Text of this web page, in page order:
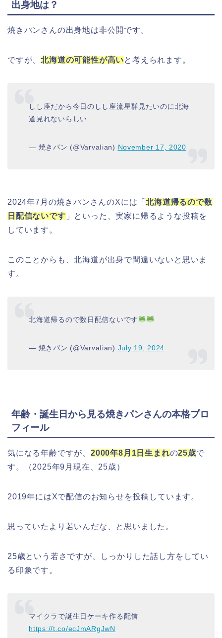
出身地は？
焼きパンさんの出身地は非公開です。
ですが、北海道の可能性が高いと考えられます。
しし座だから今日のしし座流星群見たいのに北海
道見れないらしい…
— 焼きパン (@VarvaIian) November 17, 2020
2024年7月の焼きパンさんのXには「北海道帰るので数
日配信ないです 」といった、実家に帰るような投稿を
しています。
このことからも、北海道が出身で間違いないと思いま
す。
北海道帰るので数日配信ないです
— 焼きパン (@VarvaIian) July 19, 2024
年齢・誕生日から見る焼きパンさんの本格プロ
フィール
気になる年齢ですが、 2000年8月1日生まれの25歳で
す。（2025年9月現在、25歳）
2019年にはXで配信のお知らせを投稿しています。
思っていたより若いんだな、と思いました。
25歳という若さですが、しっかりした話し方をしてい
る印象です。
マイクラで誕生日ケーキ作る配信
https://t.co/ecJmARgJwN